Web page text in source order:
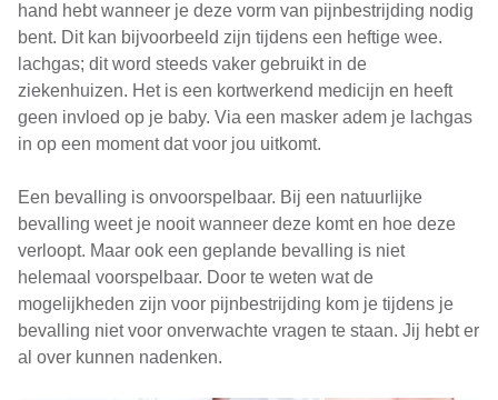
hand hebt wanneer je deze vorm van pijnbestrijding nodig
bent. Dit kan bijvoorbeeld zijn tijdens een heftige wee.
lachgas; dit word steeds vaker gebruikt in de
ziekenhuizen. Het is een kortwerkend medicijn en heeft
geen invloed op je baby. Via een masker adem je lachgas
in op een moment dat voor jou uitkomt.
Een bevalling is onvoorspelbaar. Bij een natuurlijke
bevalling weet je nooit wanneer deze komt en hoe deze
verloopt. Maar ook een geplande bevalling is niet
helemaal voorspelbaar. Door te weten wat de
mogelijkheden zijn voor pijnbestrijding kom je tijdens je
bevalling niet voor onverwachte vragen te staan. Jij hebt er
al over kunnen nadenken.